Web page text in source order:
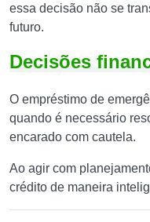
essa decisão não se
futuro.
Decisões
O empréstimo de
quando é necessário
encarado com cautela.
Ao agir com
crédito de maneira